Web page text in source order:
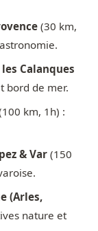
(30 km,
Calanques
bord de mer.
km, 1h) :
& Var (150
(Arles,
nature et